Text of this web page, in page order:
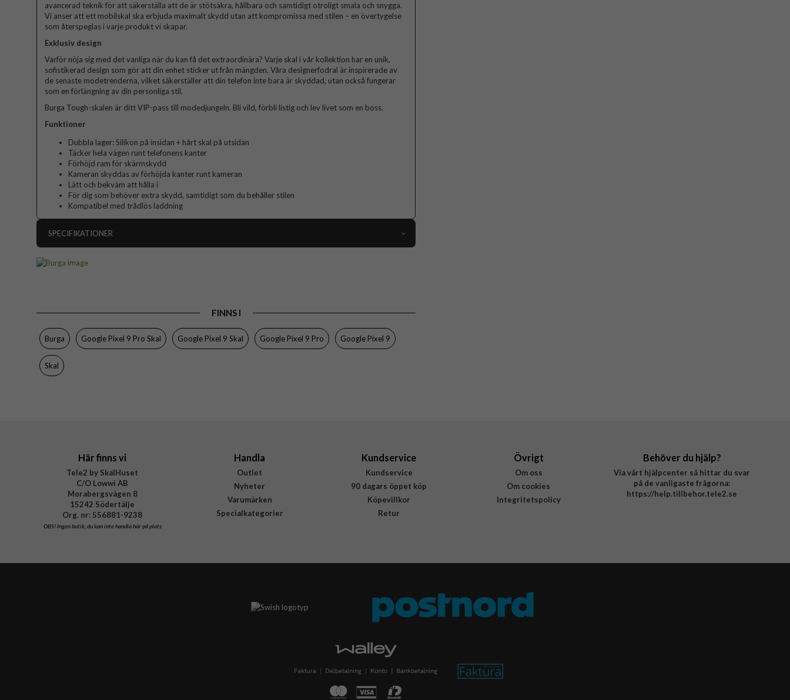
avancerad teknik för att säkerställa att de är stötsäkra, hållbara och samtidigt otroligt smala och snygga.
Vi anser att ett mobilskal ska erbjuda maximalt skydd utan att kompromissa med stilen – en övertygelse
som återspeglas i varje produkt vi skapar.
Exklusiv design
Varför nöja sig med det vanliga när du kan få det extraordinära? Varje skal i vår kollektion har en unik,
sofistikerad design som gör att din enhet sticker ut från mängden. Våra designerfodral är inspirerade av
de senaste modetrenderna, vilket säkerställer att din telefon inte bara är skyddad, utan också fungerar
som en förlängning av din personliga stil.
Burga Tough-skalen är ditt VIP-pass till modedjungeln. Bli vild, förbli listig och lev livet som en boss.
Funktioner
Dubbla lager: Silikon på insidan + hårt skal på utsidan
Täcker hela vägen runt telefonens kanter
Förhöjd ram för skärmskydd
Kameran skyddas av förhöjda kanter runt kameran
Lätt och bekväm att hålla i
För dig som behöver extra skydd, samtidigt som du behåller stilen
Kompatibel med trådlös laddning
SPECIFIKATIONER
Färg
Flerfärgad
Material
Hårdplast (PC), Mjukplast (TPU)
Varumärke
Burga
Tillverkarens art nr
FINNS I
Burga Google Pixel 9 Pro Skal Google Pixel 9 Skal Google Pixel 9 Pro Google Pixel 9
Skal
Här finns vi
Tele2 by SkalHuset
C/O Lowwi AB
Morabergsvägen 8
15242 Södertälje
Org. nr: 556881-9238
OBS!Ingen butik, du kan inte handla här på plats
Handla
Outlet
Nyheter
Varumärken
Specialkategorier
Kundservice
Kundservice
90 dagars öppet köp
Köpevillkor
Retur
Övrigt
Om oss
Om cookies
Integritetspolicy
Behöver du hjälp?
Via vårt hjälpcenter så hittar du svar
på de vanligaste frågorna:
https://help.tillbehor.tele2.se